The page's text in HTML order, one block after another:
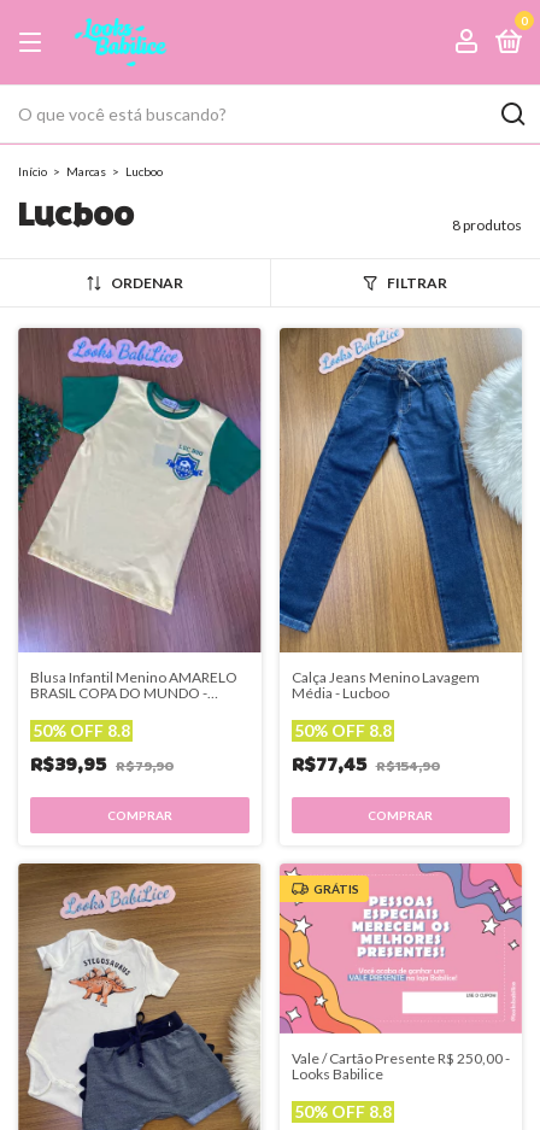
0
Início > Marcas > Lucboo
Lucboo 8 produtos
ORDENAR FILTRAR
Blusa Infantil Menino AMARELO
BRASIL COPA DO MUNDO -
50% OFF 8.8
R$39,95 R$79,90
COMPRAR
Calça Jeans Menino Lavagem
Média - Lucboo
50% OFF 8.8
R$77,45 R$154,90
COMPRAR
GRÁTIS
Vale / Cartão Presente R$ 250,00 -
Looks Babilice
50% OFF 8.8